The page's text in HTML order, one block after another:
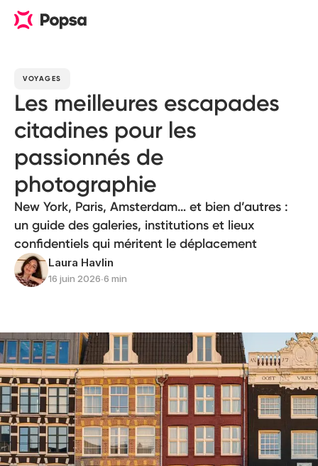
VOYAGES
Les meilleures escapades
citadines pour les
passionnés de
photographie
New York, Paris, Amsterdam… et bien d’autres :
un guide des galeries, institutions et lieux
confidentiels qui méritent le déplacement
Laura Havlin
16 juin 2026∙6 min